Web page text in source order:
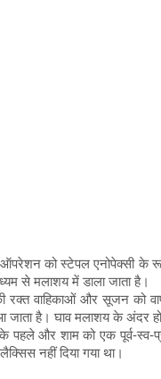
ऑपरेशन को स्टेपल एनोपेक्सी के
से मलाशय में डाला जाता है।
रक्त वाहिकाओं और सूजन
जाता है। घाव मलाशय के अंदर
और शाम को एक पूर्व-स्व-
नहीं दिया गया था।